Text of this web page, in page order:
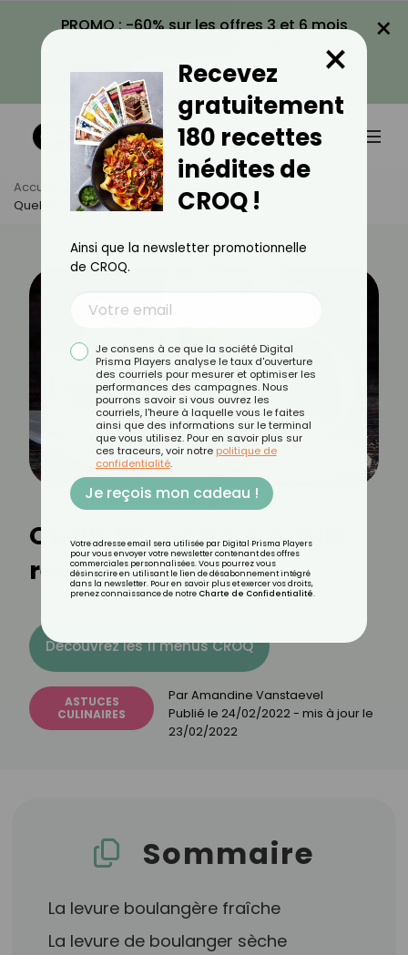
PROMO : -60% sur les offres 3 et 6 mois
VOIR LA PROMO
×
Accueil Actus
Astuces Culinaires
Quelle Levure Pour Quelle Recette Croq'Kilos ?
Quelle levure pour quelle
recette Croq'Kilos ?
Découvrez les 11 menus CROQ
ASTUCES
CULINAIRES
ParAmandine Vanstaevel
Publié le24/02/2022- mis à jour le
23/02/2022
Sommaire
La levure boulangère fraîche
La levure de boulanger sèche
Recevez
gratuitement
180 recettes
inédites de
CROQ !
×
Ainsi que la newsletter promotionnelle
de CROQ.
Je consens à ce que la société Digital
Prisma Players analyse le taux d'ouverture
des courriels pour mesurer et optimiser les
performances des campagnes. Nous
pourrons savoir si vous ouvrez les
courriels, l'heure à laquelle vous le faites
ainsi que des informations sur le terminal
que vous utilisez. Pour en savoir plus sur
ces traceurs, voir notre politique de
confidentialité.
Je reçois mon cadeau !
Votre adresse email sera utilisée par Digital Prisma Players
pour vous envoyer votre newsletter contenant des offres
commerciales personnalisées. Vous pourrez vous
désinscrire en utilisant le lien de désabonnement intégré
dans la newsletter. Pour en savoir plus et exercer vos droits,
prenez connaissance de notre Charte de Confidentialité.